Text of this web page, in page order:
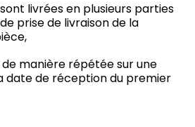
livrées en plusieurs parties
prise de livraison de la
manière répétée sur une
date de réception du premier